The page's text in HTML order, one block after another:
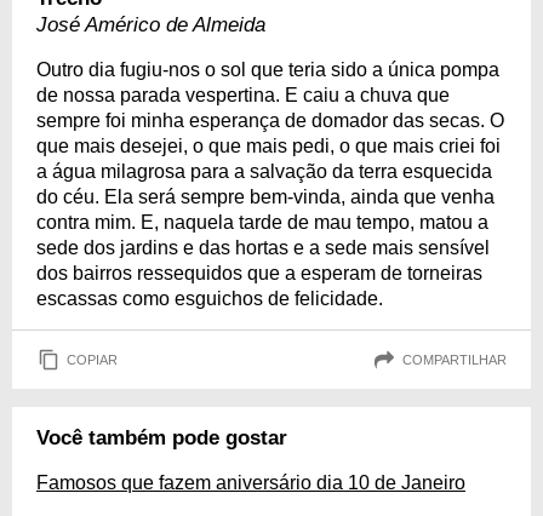
José Américo de Almeida
Outro dia fugiu-nos o sol que teria sido a única pompa
de nossa parada vespertina. E caiu a chuva que
sempre foi minha esperança de domador das secas. O
que mais desejei, o que mais pedi, o que mais criei foi
a água milagrosa para a salvação da terra esquecida
do céu. Ela será sempre bem-vinda, ainda que venha
contra mim. E, naquela tarde de mau tempo, matou a
sede dos jardins e das hortas e a sede mais sensível
dos bairros ressequidos que a esperam de torneiras
escassas como esguichos de felicidade.
COPIAR COMPARTILHAR
Você também pode gostar
Famosos que fazem aniversário dia 10 de Janeiro